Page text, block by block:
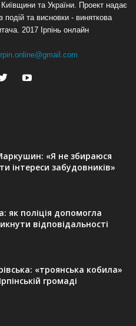
Київщини та України. Проект надає
подій та висновки - виняткова
2017 Ірпінь онлайн
«Я не збираюся
інтереси забудовників»
як поліція допомогла
відповідальності
«троянська кобила»
громаді